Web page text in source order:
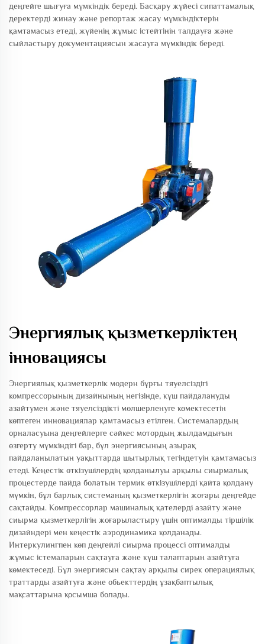
деңгейге шығуға мүмкіндік береді. Басқару жүйесі сипаттамалық
деректерді жинау және репортаж жасау мүмкіндіктерін
қамтамасыз етеді, жүйенің жұмыс істейтінін талдауға және
сыйластыру документациясын жасауға мүмкіндік береді.
Энергиялық қызметкерліктең
інновациясы
Энергиялық қызметкерлік модерн бұрғы тяуелсіздігі
компрессорының дизайнының негізінде, күш пайдалануды
азайтумен және тяуелсіздікті мөлшерленуге көмектесетін
көптеген инновациялар қамтамасыз етілген. Системалардың
орналасуына деңгейлерге сәйкес мотордың жылдамдығын
өзгерту мүмкіндігі бар, бұл энергиясының азырақ
пайдаланылатын уақыттарда шытырлық тегіндетуін қамтамасыз
етеді. Кеңестік өткізушілердің қолданылуы арқылы сиырмалық
процестерде пайда болатын термик өткізушілерді қайта қолдану
мүмкін, бұл барлық системаның қызметкерлігін жоғары деңгейде
сақтайды. Компрессорлар машиналық қателерді азайту және
сиырма қызметкерлігін жоғарыластыру үшін оптималды тіршілік
дизайндері мен кеңестік аэродинамика қолданады.
Интеркулингпен көп деңгейлі сиырма процессі оптималды
жұмыс істемаларын сақтауға және күш талаптарын азайтуға
көмектеседі. Бұл энергиясын сақтау арқылы сирек операциялық
траттарды азайтуға және обьекттердің ұзақбаптылық
мақсаттарына қосымша болады.